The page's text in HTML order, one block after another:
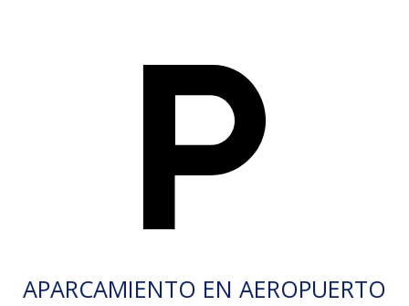
APARCAMIENTO EN AEROPUERTO